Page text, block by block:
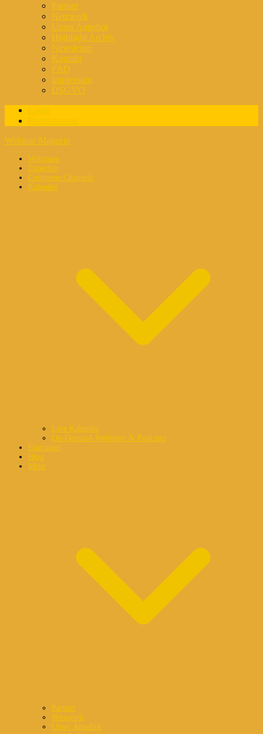
Partner
Netzwerk
Unser Angebot
Highlight Archiv
Newsletter
Kontakt
FAQ
Impressum
DSGVO
Webinar Magazin
Webinare
Experten
Corporate Channels
Kalender
Live Kalender
On-Demand-Webinare & Podcasts
Eintragen
Blog
Mehr
Partner
Netzwerk
Unser Angebot